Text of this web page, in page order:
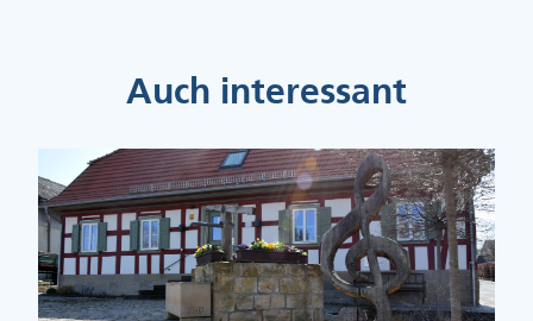
Auch interessant